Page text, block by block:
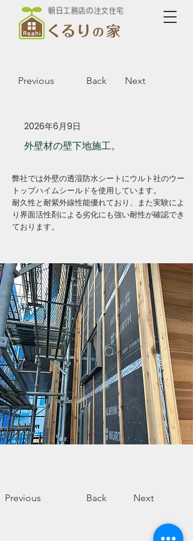
朝日工務店の注文住宅
2026年6月9日
外壁材の壁下地施工。
Previous Back Next
弊社では外壁の透湿防水シートにウルト社のウー
トップハイムシールドを使用しています。
耐久性と耐紫外線性能優れており、また実験によ
り界面活性剤による劣化にも強い耐性が確認でき
ております。
Previous Back Next